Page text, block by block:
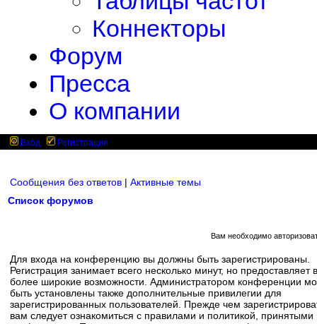
Коннекторы
Форум
Пресса
О компании
Вход Регистрация
Сообщения без ответов | Активные темы
Список форумов
Вам необходимо
Для входа на конференцию вы должны быть зарегистрированы.
Регистрация занимает всего несколько минут, но предоставляет
более широкие возможности. Администратором конференции
быть установлены также дополнительные привилегии для
зарегистрированных пользователей. Прежде чем
вам следует ознакомиться с правилами и политикой, принятыми